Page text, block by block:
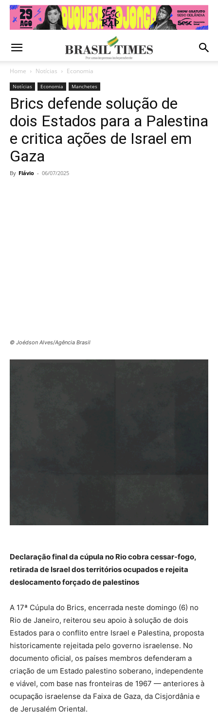
Home Notícias Economia
Notícias Economia Manchetes
Brics defende solução de
dois Estados para a Palestina
e critica ações de Israel em
Gaza
By Flávio - 06/07/2025
© Joédson Alves/Agência Brasil
Declaração final da cúpula no Rio cobra cessar-fogo,
retirada de Israel dos territórios ocupados e rejeita
deslocamento forçado de palestinos
A 17ª Cúpula do Brics, encerrada neste domingo (6) no
Rio de Janeiro, reiterou seu apoio à solução de dois
Estados para o conflito entre Israel e Palestina, proposta
historicamente rejeitada pelo governo israelense. No
documento oficial, os países membros defenderam a
criação de um Estado palestino soberano, independente
e viável, com base nas fronteiras de 1967 — anteriores à
ocupação israelense da Faixa de Gaza, da Cisjordânia e
de Jerusalém Oriental.